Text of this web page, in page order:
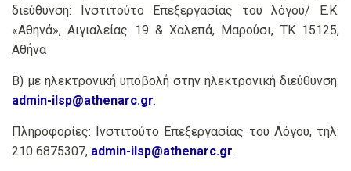
διεύθυνση: Ινστιτούτο Επεξεργασίας του λόγου/ Ε.Κ.
«Αθηνά», Αιγιαλείας 19 & Χαλεπά, Μαρούσι, ΤΚ 15125,
Αθήνα
Β) με ηλεκτρονική υποβολή στην ηλεκτρονική διεύθυνση:
admin-ilsp@athenarc.gr.
Πληροφορίες: Ινστιτούτο Επεξεργασίας του Λόγου, τηλ:
210 6875307, admin-ilsp@athenarc.gr.